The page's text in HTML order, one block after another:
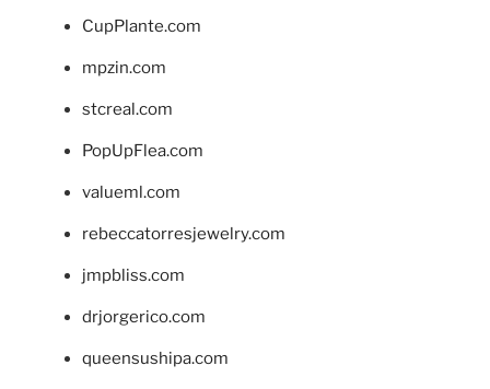
CupPlante.com
mpzin.com
stcreal.com
PopUpFlea.com
valueml.com
rebeccatorresjewelry.com
jmpbliss.com
drjorgerico.com
queensushipa.com